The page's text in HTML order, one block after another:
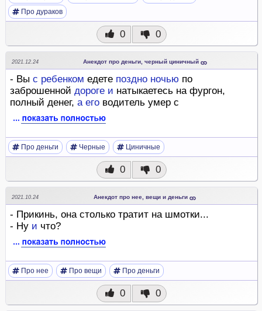
Про дураков
0 0
2021.12.24 Анекдот про деньги, черный циничный
- Вы с ребенком едете поздно ночью по
заброшенной дороге и натыкаетесь на фургон,
полный денег, а его водитель умер с
Про деньги Черные Циничные
0 0
2021.10.24 Анекдот про нее, вещи и деньги
- Прикинь, она столько тратит на шмотки...
- Ну и что?
Про нее Про вещи Про деньги
0 0